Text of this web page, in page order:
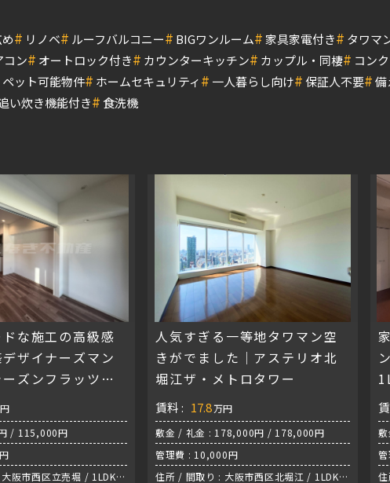
# リノベ# ルーフバルコニー# BIGワンルーム#家具家電付き# タワマ
コン# オートロック付き# カウンターキッチン# カップル・同棲# コン
ペット可能物件# ホームセキュリティ# 一人暮らし向け#保証人不要#備
い炊き機能付き# 食洗機
な施工の高級感
ザイナーズマン
ズンフラッツ阿
/ 115,000円
阪市西区立売堀 / 1LDK /
人気すぎる一等地タワマン空
きがでました｜アステリオ北
堀江ザ・メトロタワー
賃料 : 17.8万円
敷金 / 礼金 : 178,000円 / 178,000円
管理費 : 10,000円
住所 / 間取り : 大阪市西区北堀江 / 1LDK /